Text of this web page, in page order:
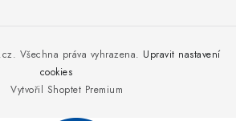
Vytvořil Shoptet Premium
. Všechna práva vyhrazena. Upravit nastavení
cookies